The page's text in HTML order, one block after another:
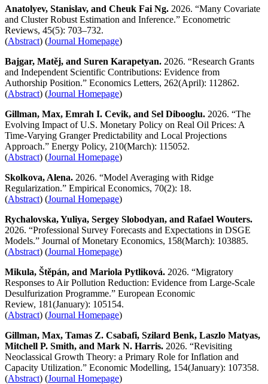
Anatolyev, Stanislav, and Cheuk Fai Ng. 2026. “Many Covariate
and Cluster Robust Estimation and Inference.” Econometric
Reviews, 45(5): 703–732.
(Abstract) (Journal Homepage)
Bajgar, Matěj, and Suren Karapetyan. 2026. “Research Grants
and Independent Scientific Contributions: Evidence from
Authorship Position.” Economics Letters, 262(April): 112862.
(Abstract) (Journal Homepage)
Gillman, Max, Emrah I. Cevik, and Sel Dibooglu. 2026. “The
Evolving Impact of U.S. Monetary Policy on Real Oil Prices: A
Time-Varying Granger Predictability and Local Projections
Approach.” Energy Policy, 210(March): 115052.
(Abstract) (Journal Homepage)
Skolkova, Alena. 2026. “Model Averaging with Ridge
Regularization.” Empirical Economics, 70(2): 18.
(Abstract) (Journal Homepage)
Rychalovska, Yuliya, Sergey Slobodyan, and Rafael Wouters.
2026. “Professional Survey Forecasts and Expectations in DSGE
Models.” Journal of Monetary Economics, 158(March): 103885.
(Abstract) (Journal Homepage)
Mikula, Štěpán, and Mariola Pytliková. 2026. “Migratory
Responses to Air Pollution Reduction: Evidence from Large-Scale
Desulfurization Programme.” European Economic
Review, 181(January): 105154.
(Abstract) (Journal Homepage)
Gillman, Max, Tamas Z. Csabafi, Szilard Benk, Laszlo Matyas,
Mitchell P. Smith, and Mark N. Harris. 2026. “Revisiting
Neoclassical Growth Theory: a Primary Role for Inflation and
Capacity Utilization.” Economic Modelling, 154(January): 107358.
(Abstract) (Journal Homepage)